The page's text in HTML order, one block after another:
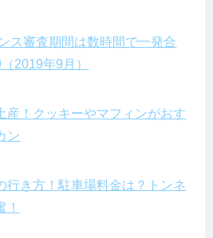
ス審査期間は数時間で一発合
2019年9月）
産！クッキーやマフィンがおす
ン
行き方！駐車場料金は？トンネ
！